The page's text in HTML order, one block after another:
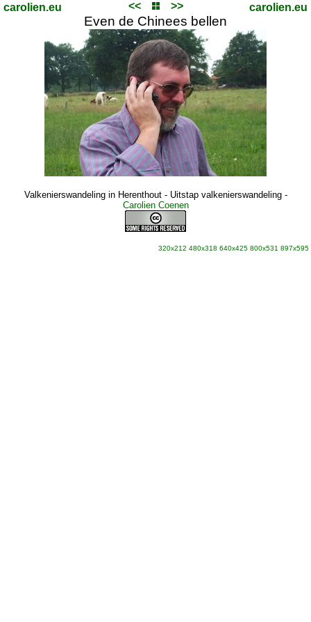
carolien.eu << >> carolien.eu
Even de Chinees bellen
Valkenierswandeling in Herenthout - Uitstap valkenierswandeling-
Carolien Coenen
320x212 480x318 640x425 800x531 897x595